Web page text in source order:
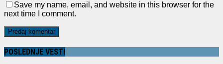
Save my name, email, and website in this browser for the
next time I comment.
POSLEDNJE VESTI